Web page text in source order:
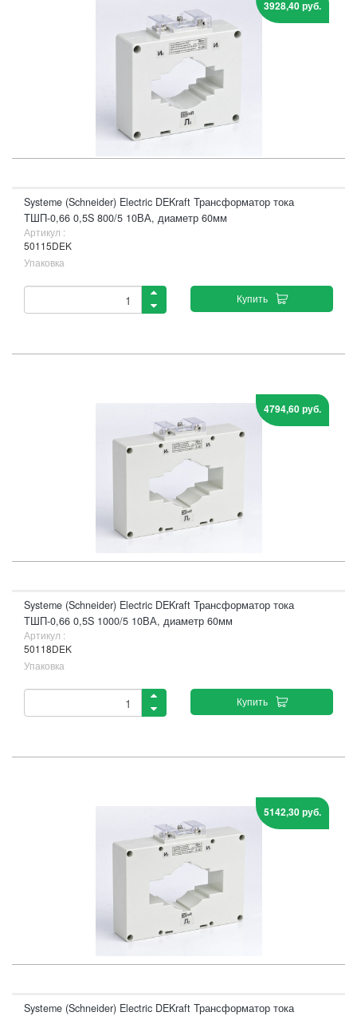
3928,40 руб.
Systeme (Schneider) Electric DEKraft Трансформатор тока
ТШП-0,66 0,5S 800/5 10ВА, диаметр 60мм
Артикул :
50115DEK
Упаковка
Купить
4794,60 руб.
Systeme (Schneider) Electric DEKraft Трансформатор тока
ТШП-0,66 0,5S 1000/5 10ВА, диаметр 60мм
Артикул :
50118DEK
Упаковка
Купить
5142,30 руб.
Systeme (Schneider) Electric DEKraft Трансформатор тока